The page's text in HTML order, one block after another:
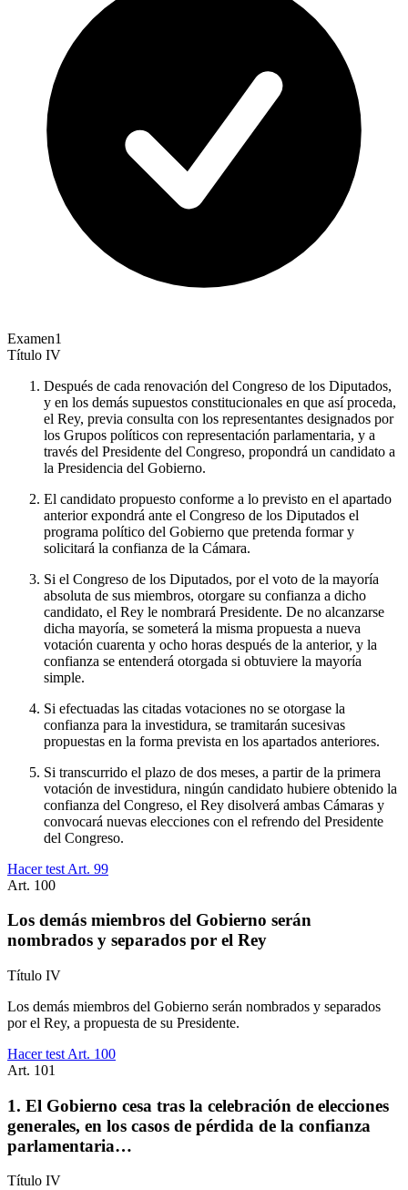
Examen1
Título IV
Después de cada renovación del Congreso de los Diputados,
y en los demás supuestos constitucionales en que así proceda,
el Rey, previa consulta con los representantes designados por
los Grupos políticos con representación parlamentaria, y a
través del Presidente del Congreso, propondrá un candidato a
la Presidencia del Gobierno.
El candidato propuesto conforme a lo previsto en el apartado
anterior expondrá ante el Congreso de los Diputados el
programa político del Gobierno que pretenda formar y
solicitará la confianza de la Cámara.
Si el Congreso de los Diputados, por el voto de la mayoría
absoluta de sus miembros, otorgare su confianza a dicho
candidato, el Rey le nombrará Presidente. De no alcanzarse
dicha mayoría, se someterá la misma propuesta a nueva
votación cuarenta y ocho horas después de la anterior, y la
confianza se entenderá otorgada si obtuviere la mayoría
simple.
Si efectuadas las citadas votaciones no se otorgase la
confianza para la investidura, se tramitarán sucesivas
propuestas en la forma prevista en los apartados anteriores.
Si transcurrido el plazo de dos meses, a partir de la primera
votación de investidura, ningún candidato hubiere obtenido la
confianza del Congreso, el Rey disolverá ambas Cámaras y
convocará nuevas elecciones con el refrendo del Presidente
del Congreso.
Hacer test Art. 99
Art. 100
Los demás miembros del Gobierno serán
nombrados y separados por el Rey
Título IV
Los demás miembros del Gobierno serán nombrados y separados
por el Rey, a propuesta de su Presidente.
Hacer test Art. 100
Art. 101
1. El Gobierno cesa tras la celebración de elecciones
generales, en los casos de pérdida de la confianza
parlamentaria…
Título IV